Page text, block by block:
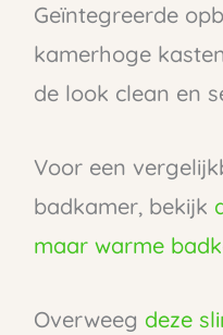
Geïntegreerde
kamerhoge
de look clean en
Voor een
badkamer, bekijk
maar warme
Overweeg deze